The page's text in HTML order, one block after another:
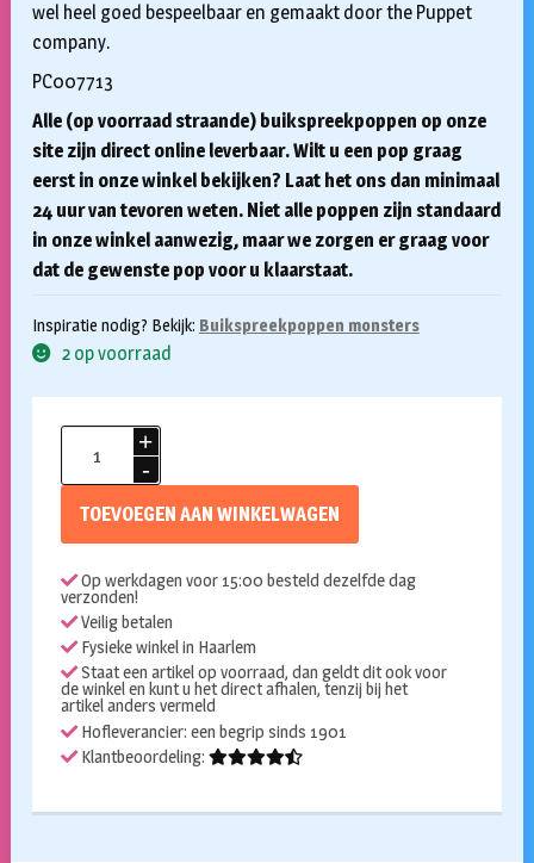
wel heel goed bespeelbaar en gemaakt door the Puppet
company.
PC007713
Alle (op voorraad straande) buikspreekpoppen op onze
site zijn direct online leverbaar. Wilt u een pop graag
eerst in onze winkel bekijken? Laat het ons dan minimaal
24 uur van tevoren weten. Niet alle poppen zijn standaard
in onze winkel aanwezig, maar we zorgen er graag voor
dat de gewenste pop voor u klaarstaat.
Inspiratie nodig? Bekijk: Buikspreekpoppen monsters
2 op voorraad
55cm
aantal
TOEVOEGEN AAN WINKELWAGEN
Op werkdagen voor 15:00 besteld dezelfde dag
verzonden!
Veilig betalen
Fysieke winkel in Haarlem
Staat een artikel op voorraad, dan geldt dit ook voor
de winkel en kunt u het direct afhalen, tenzij bij het
artikel anders vermeld
Hofleverancier: een begrip sinds 1901
Klantbeoordeling: